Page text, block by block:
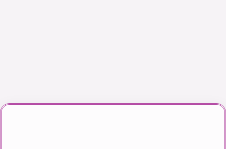
canlı maç izle